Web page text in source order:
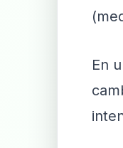
En